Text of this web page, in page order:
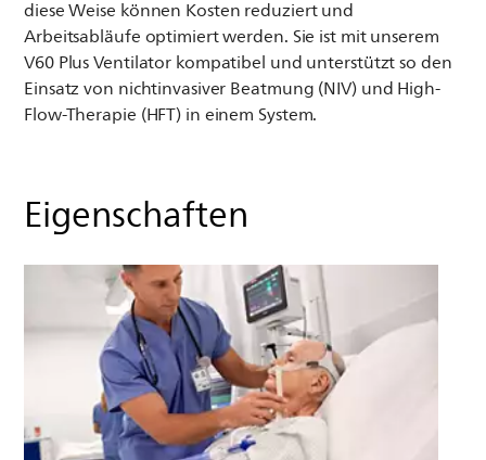
diese Weise können Kosten reduziert und
Arbeitsabläufe optimiert werden. Sie ist mit unserem
V60 Plus Ventilator kompatibel und unterstützt so den
Einsatz von nichtinvasiver Beatmung (NIV) und High-
Flow-Therapie (HFT) in einem System.
Eigenschaften